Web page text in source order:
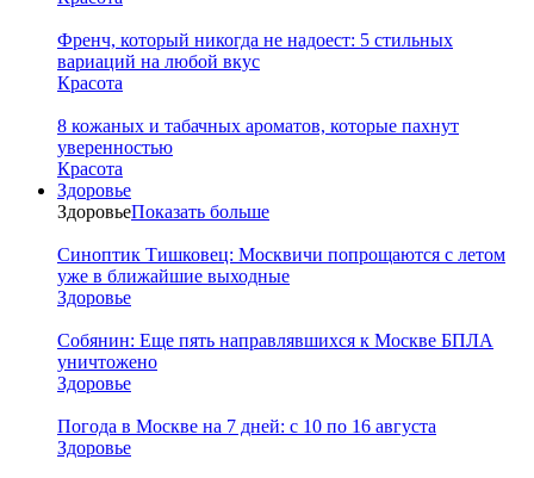
Френч, который никогда не надоест: 5 стильных
вариаций на любой вкус
Красота
8 кожаных и табачных ароматов, которые пахнут
уверенностью
Красота
Здоровье
ЗдоровьеПоказать больше
Синоптик Тишковец: Москвичи попрощаются с летом
уже в ближайшие выходные
Здоровье
Собянин: Еще пять направлявшихся к Москве БПЛА
уничтожено
Здоровье
Погода в Москве на 7 дней: с 10 по 16 августа
Здоровье